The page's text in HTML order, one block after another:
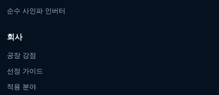
순수 사인파 인버터
회사
공장 강점
선정 가이드
적용 분야